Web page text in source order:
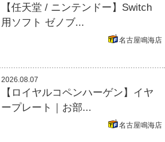
【任天堂 / ニンテンドー】Switch
用ソフト ゼノブ...
名古屋鳴海店
2026.08.07
【ロイヤルコペンハーゲン】イヤ
ープレート｜お部...
名古屋鳴海店